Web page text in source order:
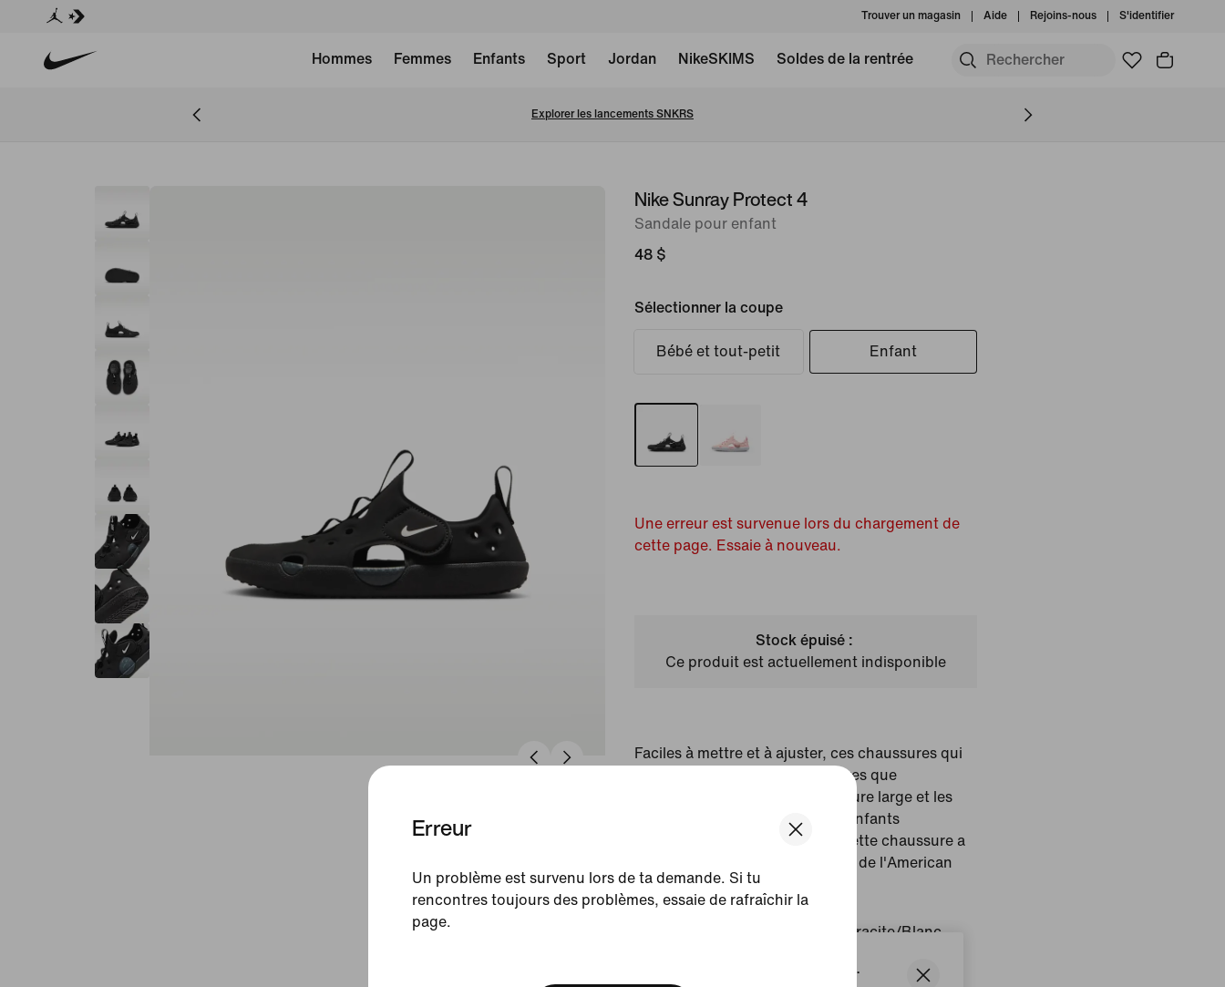
We think you are in United States.
Erreur
Un problème est survenu lors de ta demande. Si tu
rencontres toujours des problèmes, essaie de rafraîchir la
page.
Trouver un magasin Aide Rejoins-nous S'identifier
Hommes Femmes Enfants Sport Jordan NikeSKIMS Soldes de la rentrée
Explorer les lancements SNKRS
image 1Nike Sunray Protect 4
Sandale pour enfant
48 $
Sélectionner la coupe
Bébé et tout-petit Enfant
Une erreur est survenue lors du chargement de
cette page. Essaie à nouveau.
Stock épuisé :
Ce produit est actuellement indisponible
Faciles à mettre et à ajuster, ces chaussures qui
vont dans l'eau sont aussi légères que
confortables. La semelle intérieure large et les
matières souples donnent aux enfants
l'impression d'être pieds nus. Cette chaussure a
même reçu le label de validation de l'American
Podiatric Medical Association.
Noir/Anthracite/Blanc